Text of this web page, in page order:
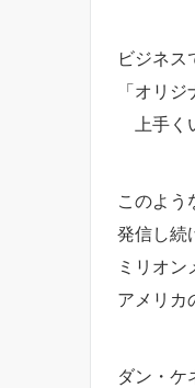
ビジネス
「オリ
上手く
このよう
発信し続
ミリオン
アメリカ
ダン・ケ